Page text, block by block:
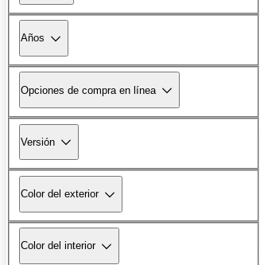
Años
Opciones de compra en línea
Versión
Color del exterior
Color del interior